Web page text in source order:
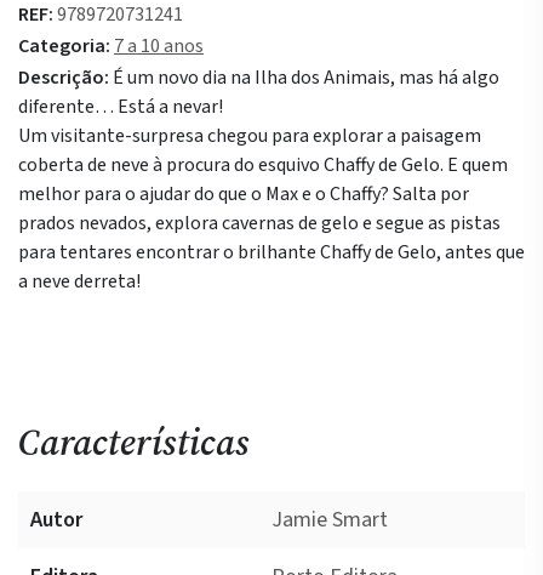
Chaffy
3
-
À
procura
do
Chaffy
de
Gelo!
REF:9789720731241
Categoria: 7 a 10 anos
Descrição: É um novo dia na Ilha dos Animais, mas há algo
diferente… Está a nevar!
Um visitante-surpresa chegou para explorar a paisagem
coberta de neve à procura do esquivo Chaffy de Gelo. E quem
melhor para o ajudar do que o Max e o Chaffy? Salta por
prados nevados, explora cavernas de gelo e segue as pistas
para tentares encontrar o brilhante Chaffy de Gelo, antes que
a neve derreta!
Características
Autor
Jamie Smart